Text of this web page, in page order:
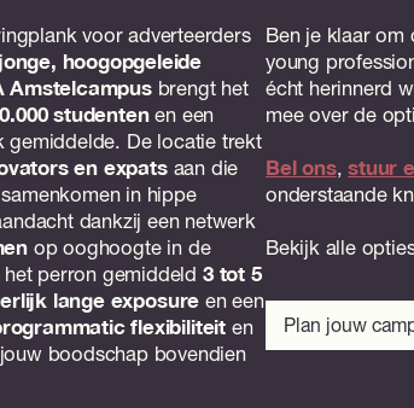
voor adverteerders
jonge, hoogopgeleide
Amstelcampusbrengt het
studentenen een
gemiddelde. De locatie trekt
en expatsaan die
in hippe
dankzij een netwerk
op ooghoogte in de
perron gemiddeld 3 tot 5
lange exposure en een
flexibiliteiten
boodschap bovendien
Ben je klaar om
young
écht herinnerd
mee over de
Bel ons,stuur
onderstaande
Bekijk alle
Plan jouw